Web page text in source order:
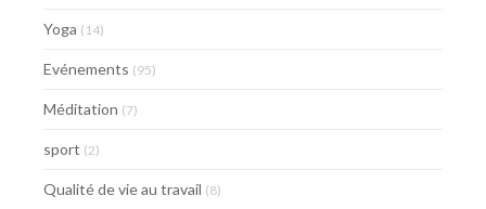
Yoga (14)
Evénements (95)
Méditation (7)
sport (2)
Qualité de vie au travail (8)